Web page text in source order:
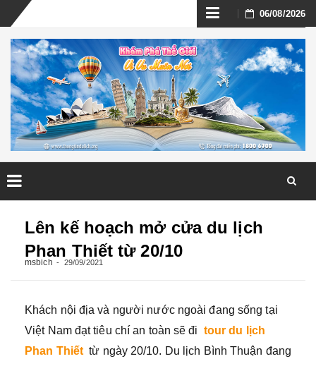
Skip
to
content
06/08/2026
Lên kế hoạch mở cửa du lịch
Phan Thiết từ 20/10
msbich 29/09/2021
Khách nội địa và người nước ngoài đang sống tại
Việt Nam đạt tiêu chí an toàn sẽ đi tour du lịch
Phan Thiết từ ngày 20/10. Du lịch Bình Thuận đang